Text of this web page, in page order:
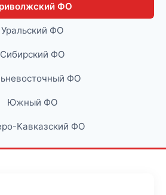
ФО
Уральский ФО
Сибирский ФО
ФО
Южный ФО
Кавказский ФО